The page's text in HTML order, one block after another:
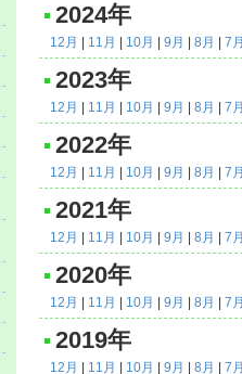
2024年
12月 11月 10月 9月 8月 7
2023年
12月 11月 10月 9月 8月 7
2022年
12月 11月 10月 9月 8月 7
2021年
12月 11月 10月 9月 8月 7
2020年
12月 11月 10月 9月 8月 7
2019年
12月 11月 10月 9月 8月 7